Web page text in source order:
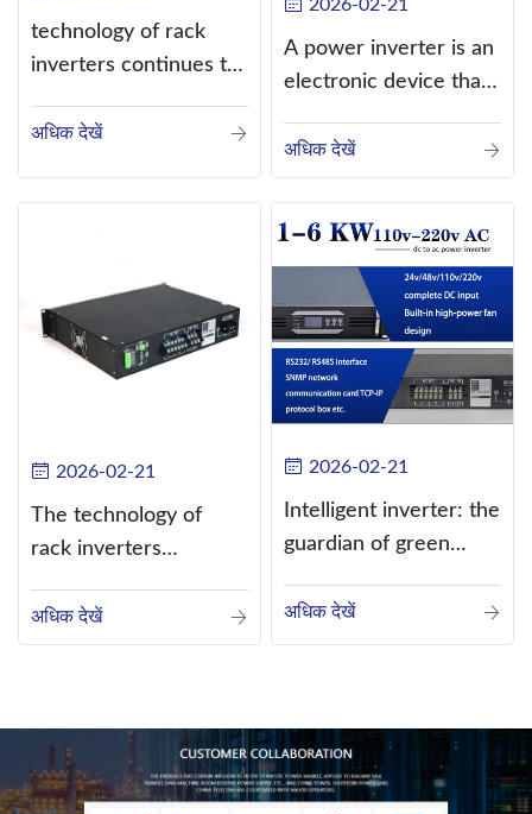
technology of rack
inverters continues to
अधिक देखें
2026-02-21
A power inverter is an
electronic device that
current (DC) into
alternating current
अधिक देखें
2026-02-21
The technology of
rack inverters
such as the use of
three-CPU control
अधिक देखें
2026-02-21
Intelligent inverter: the
guardian of green
अधिक देखें